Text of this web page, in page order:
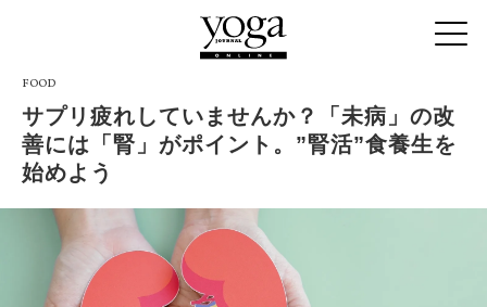
FOOD
サプリ疲れしていませんか？「未病」の改
善には「腎」がポイント。”腎活”食養生を
始めよう